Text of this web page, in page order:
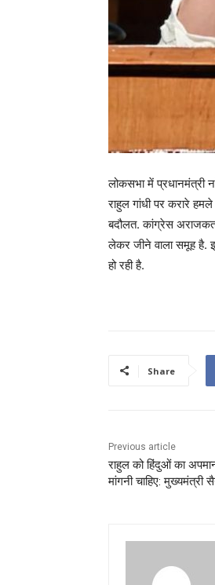
लोकसभा में प्रधानमंत्री
राहुल गांधी पर करारे
बदौलत. कांग्रेस
लेकर जीने वाला समूह है.
हो रही है.
Share
Previous article
राहुल को हिंदुओं का
मांगनी चाहिए: मुख्यमंत्री